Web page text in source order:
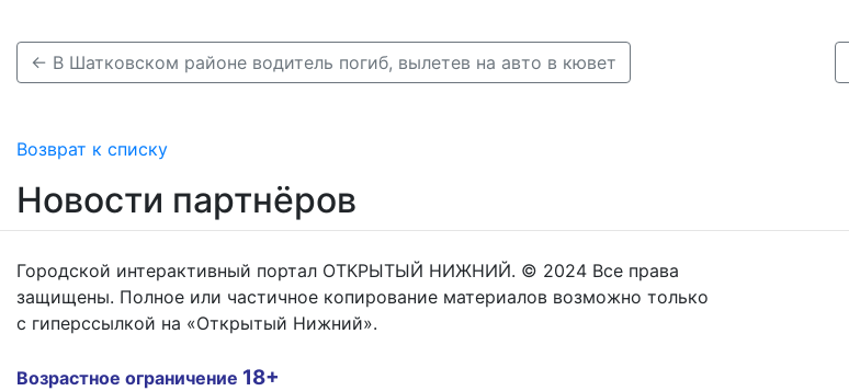
← В Шатковском районе водитель погиб, вылетев на авто в кювет
Возврат к списку
Новости партнёров
Городской интерактивный портал ОТКРЫТЫЙ НИЖНИЙ. © 2024 Все права
защищены. Полное или частичное копирование материалов возможно только
с гиперссылкой на «Открытый Нижний».
Возрастное ограничение 18+